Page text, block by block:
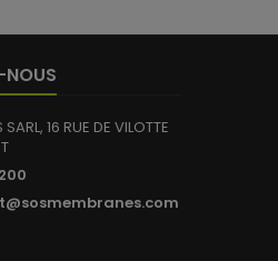
16 RUE DE VILOTTE